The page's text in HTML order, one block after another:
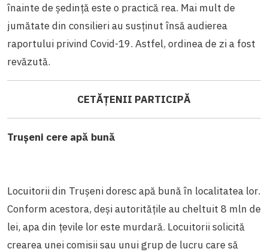
înainte de ședință este o practică rea. Mai mult de
jumătate din consilieri au susținut însă audierea
raportului privind Covid-19. Astfel, ordinea de zi a fost
revăzută.
CETĂȚENII PARTICIPĂ
Trușeni cere apă bună
Locuitorii din Trușeni doresc apă bună în localitatea lor.
Conform acestora, deși autoritățile au cheltuit 8 mln de
lei, apa din țevile lor este murdară. Locuitorii solicită
crearea unei comisii sau unui grup de lucru care să